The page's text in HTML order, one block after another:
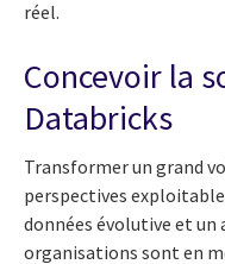
réel.
Concevoir la
Databricks
Transformer un grand
perspectives
données évolutive et un
organisations sont en